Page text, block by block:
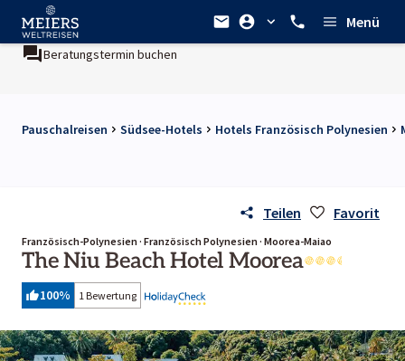
Menü
Beratungstermin buchen
Pauschalreisen Südsee-Hotels Hotels Französisch Polynesien
Teilen Favorit
Französisch-Polynesien · Französisch Polynesien · Moorea-Maiao
The Niu Beach Hotel Moorea
100% 1 Bewertung